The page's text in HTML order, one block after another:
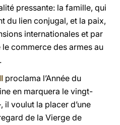
pressante: la famille, qui
du lien conjugal, et la paix,
internationales et par
commerce des armes au
proclama l’Année du
en marquera le vingt-
voulut la placer d’une
de la Vierge de